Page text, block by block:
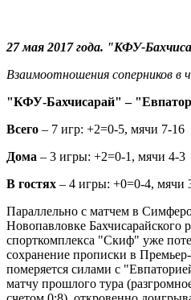
27 мая 2017 года. "КФУ-
Взаимоотношения соперников
"КФУ-Бахчисарай" –
Всего – 7 игр: +2=0-5, мячи 7-16
Дома – 3 игры: +2=0-1, мячи 4-3
В гостях – 4 игры: +0=0-4, мячи
Параллельно с матчем в
Новопавловке Бахчисарайского
спорткомплекса "Скиф" уже
сохранение прописки в
померяется силами с
матчу прошлого тура